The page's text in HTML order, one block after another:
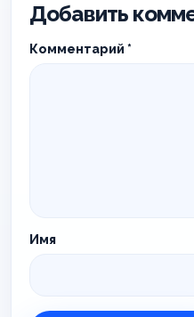
Добавить
Комментарий *
Имя